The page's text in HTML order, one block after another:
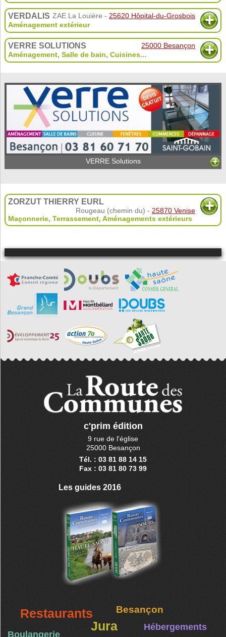
VERDALIS ZAE La Louière - 25620 Hôpital-du-Grosbois
Aménagement extérieur
VERRE SOLUTIONS
25000 Besançon
Aménagement, Salle de bain, Cuisines...
VERRE Solutions
ZORZUT THIERRY EURL
Rougeau (chemin du) - 25870 Venise
Maçonnerie, Terrassement, Aménagements extérieurs
c'prim édition
9 rue de l'église
25000 Besançon
Tél. : 03 81 88 14 15
Fax : 03 81 80 73 99
Les guides 2016
Restaurants Besançon
Jura Hébergements
Boulangerie